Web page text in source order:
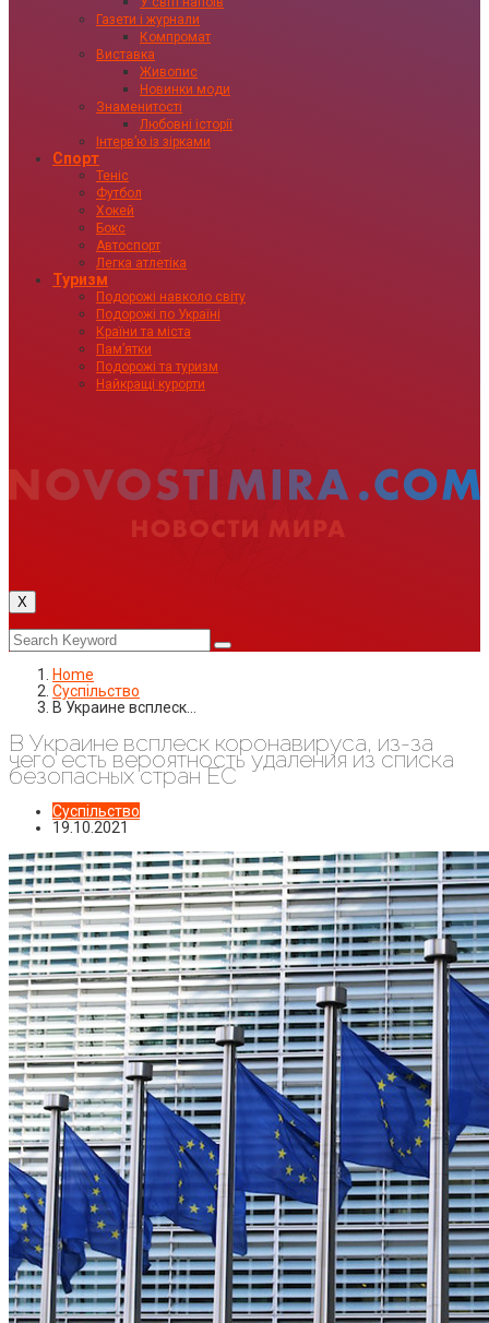
Газети і журнали
Компромат
Виставка
Живопис
Новинки моди
Знаменитості
Любовні історії
Інтервʼю із зірками
Спорт
Теніс
Футбол
Хокей
Бокс
Автоспорт
Легка атлетіка
Туризм
Подорожі навколо світу
Подорожі по Україні
Країни та міста
Пам’ятки
Подорожі та туризм
Найкращі курорти
X
Home
Суспільство
В Украине всплеск…
В Украине всплеск коронавируса, из-за
чего есть вероятность удаления из списка
безопасных стран ЕС
Суспільство
19.10.2021